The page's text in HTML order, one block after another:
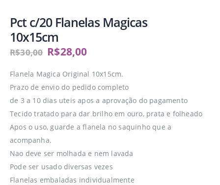
Pct c/20 Flanelas Magicas
10x15cm
R$30,00 R$28,00
Flanela Magica Original 10x15cm.
Prazo de envio do pedido completo
de 3 a 10 dias uteis apos a aprovação do pagamento
Tecido tratado para dar brilho em ouro, prata e folheado
Apos o uso, guarde a flanela no saquinho que a
acompanha.
Nao deve ser molhada e nem lavada
Pode ser usado diversas vezes
Flanelas embaladas individualmente